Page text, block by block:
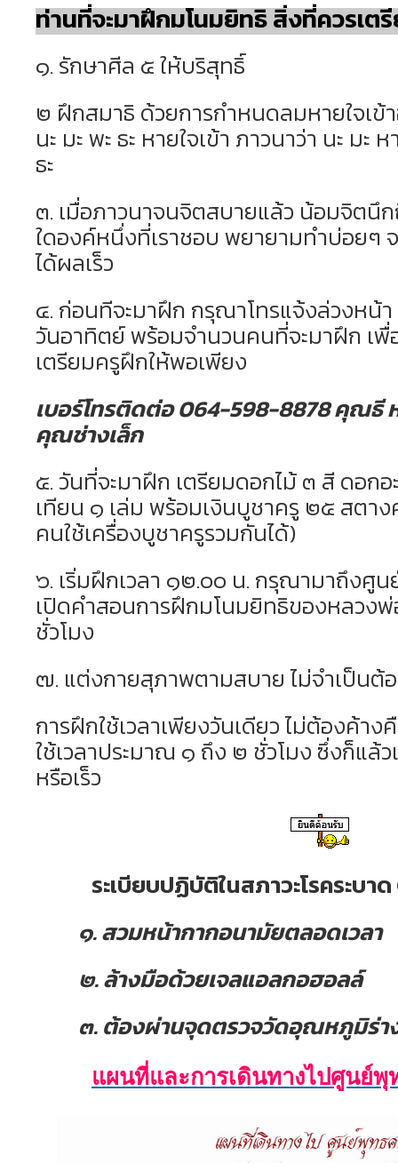
ท่านที่จะมาฝึกมโนมยิทธิ สิ่งที่ควรเต
๑. รักษาศีล ๕ ให้บริสุทธิ์
๒ ฝึกสมาธิ ด้วยการกำหนดลมหายใจเข้
นะ มะ พะ ธะ หายใจเข้า ภาวนาว่า นะ มะ
ธะ
๓. เมื่อภาวนาจนจิตสบายแล้ว น้อมจิตนึ
ใดองค์หนึ่งที่เราชอบ พยายามทำบ่อยๆ
ได้ผลเร็ว
๔. ก่อนทีจะมาฝึก กรุณาโทรแจ้งล่วงหน้า
วันอาทิตย์ พร้อมจำนวนคนที่จะมาฝึก เพื่
เตรียมครูฝึกให้พอเพียง
เบอร์โทรติดต่อ 064-598-8878 คุณธี
คุณช่างเล็ก
๕. วันที่จะมาฝึก เตรียมดอกไม้ ๓ สี ดอกอ
เทียน ๑ เล่ม พร้อมเงินบูชาครู ๒๕ สตา
คนใช้เครื่องบูชาครูรวมกันได้)
๖. เริ่มฝึกเวลา ๑๒.๐๐ น. กรุณามาถึงศูน
เปิดคำสอนการฝึกมโนมยิทธิของหลวง
ชั่วโมง
๗. แต่งกายสุภาพตามสบาย ไม่จำเป็นต้
การฝึกใช้เวลาเพียงวันเดียว ไม่ต้องค้า
ใช้เวลาประมาณ ๑ ถึง ๒ ชั่วโมง ซึ่งก็แล้
หรือเร็ว
ระเบียบปฏิบัติในสภาวะโรคระบาด
๑. สวมหน้ากากอนามัยตลอดเวลา
๒. ล้างมือด้วยเจลแอลกอฮอลล์
๓. ต้องผ่านจุดตรวจวัดอุณหภูมิร่า
แผนที่และการเดินทางไปศูนย์พุ